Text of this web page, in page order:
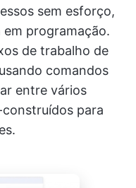
sem esforço,
em programação.
de trabalho de
comandos
entre vários
para